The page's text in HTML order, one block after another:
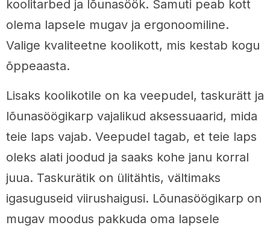
koolitarbed ja lõunasöök. Samuti peab kott
olema lapsele mugav ja ergonoomiline.
Valige kvaliteetne koolikott, mis kestab kogu
õppeaasta.
Lisaks koolikotile on ka veepudel, taskurätt ja
lõunasöögikarp vajalikud aksessuaarid, mida
teie laps vajab. Veepudel tagab, et teie laps
oleks alati joodud ja saaks kohe janu korral
juua. Taskurätik on ülitähtis, vältimaks
igasuguseid viirushaigusi. Lõunasöögikarp on
mugav moodus pakkuda oma lapsele